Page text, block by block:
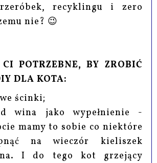
recyklingu i zero
nie? 😉
POTRZEBNE, BY ZROBIĆ
DLA KOTA:
ścinki;
wina jako wypełnienie -
mamy to sobie co niektóre
na wieczór kieliszek
I do tego kot grzejący